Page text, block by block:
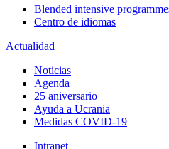
Blended intensive
Centro de idiomas
Actualidad
Noticias
Agenda
25 aniversario
Ayuda a Ucrania
Medidas COVID-19
Intranet